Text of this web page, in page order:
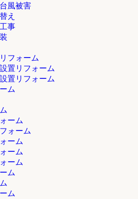
風被害
え
事
フォーム
置リフォーム
置リフォーム
ム
ーム
ォーム
ーム
ーム
ーム
ム
ム